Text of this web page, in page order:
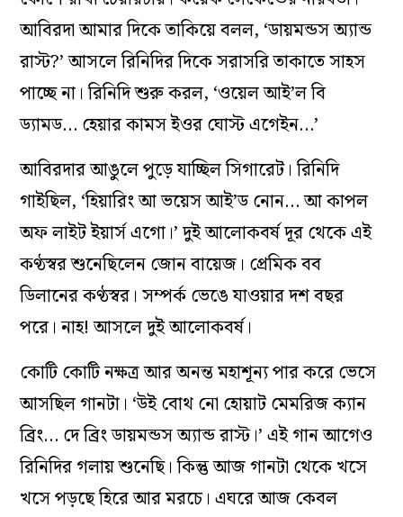
আবিরদা আমার দিকে তাকিয়ে বলল, ‘ডায়মন্ডস অ্যান্ড
রাস্ট?’ আসলে রিনিদির দিকে সরাসরি তাকাতে সাহস
পাচ্ছে না। রিনিদি শুরু করল, ‘ওয়েল আই’ল বি
ড্যামড… হেয়ার কামস ইওর ঘোস্ট এগেইন…’
আবিরদার আঙুলে পুড়ে যাচ্ছিল সিগারেট। রিনিদি
গাইছিল, ‘হিয়ারিং আ ভয়েস আই’ড নোন… আ কাপল
অফ লাইট ইয়ার্স এগো।’ দুই আলোকবর্ষ দূর থেকে এই
কণ্ঠস্বর শুনেছিলেন জোন বায়েজ। প্রেমিক বব
ডিলানের কণ্ঠস্বর। সম্পর্ক ভেঙে যাওয়ার দশ বছর
পরে। নাহ! আসলে দুই আলোকবর্ষ।
কোটি কোটি নক্ষত্র আর অনন্ত মহাশূন্য পার করে ভেসে
আসছিল গানটা। ‘উই বোথ নো হোয়াট মেমরিজ ক্যান
ব্রিং… দে ব্রিং ডায়মন্ডস অ্যান্ড রাস্ট।’ এই গান আগেও
রিনিদির গলায় শুনেছি। কিন্তু আজ গানটা থেকে খসে
খসে পড়ছে হিরে আর মরচে। এঘরে আজ কেবল